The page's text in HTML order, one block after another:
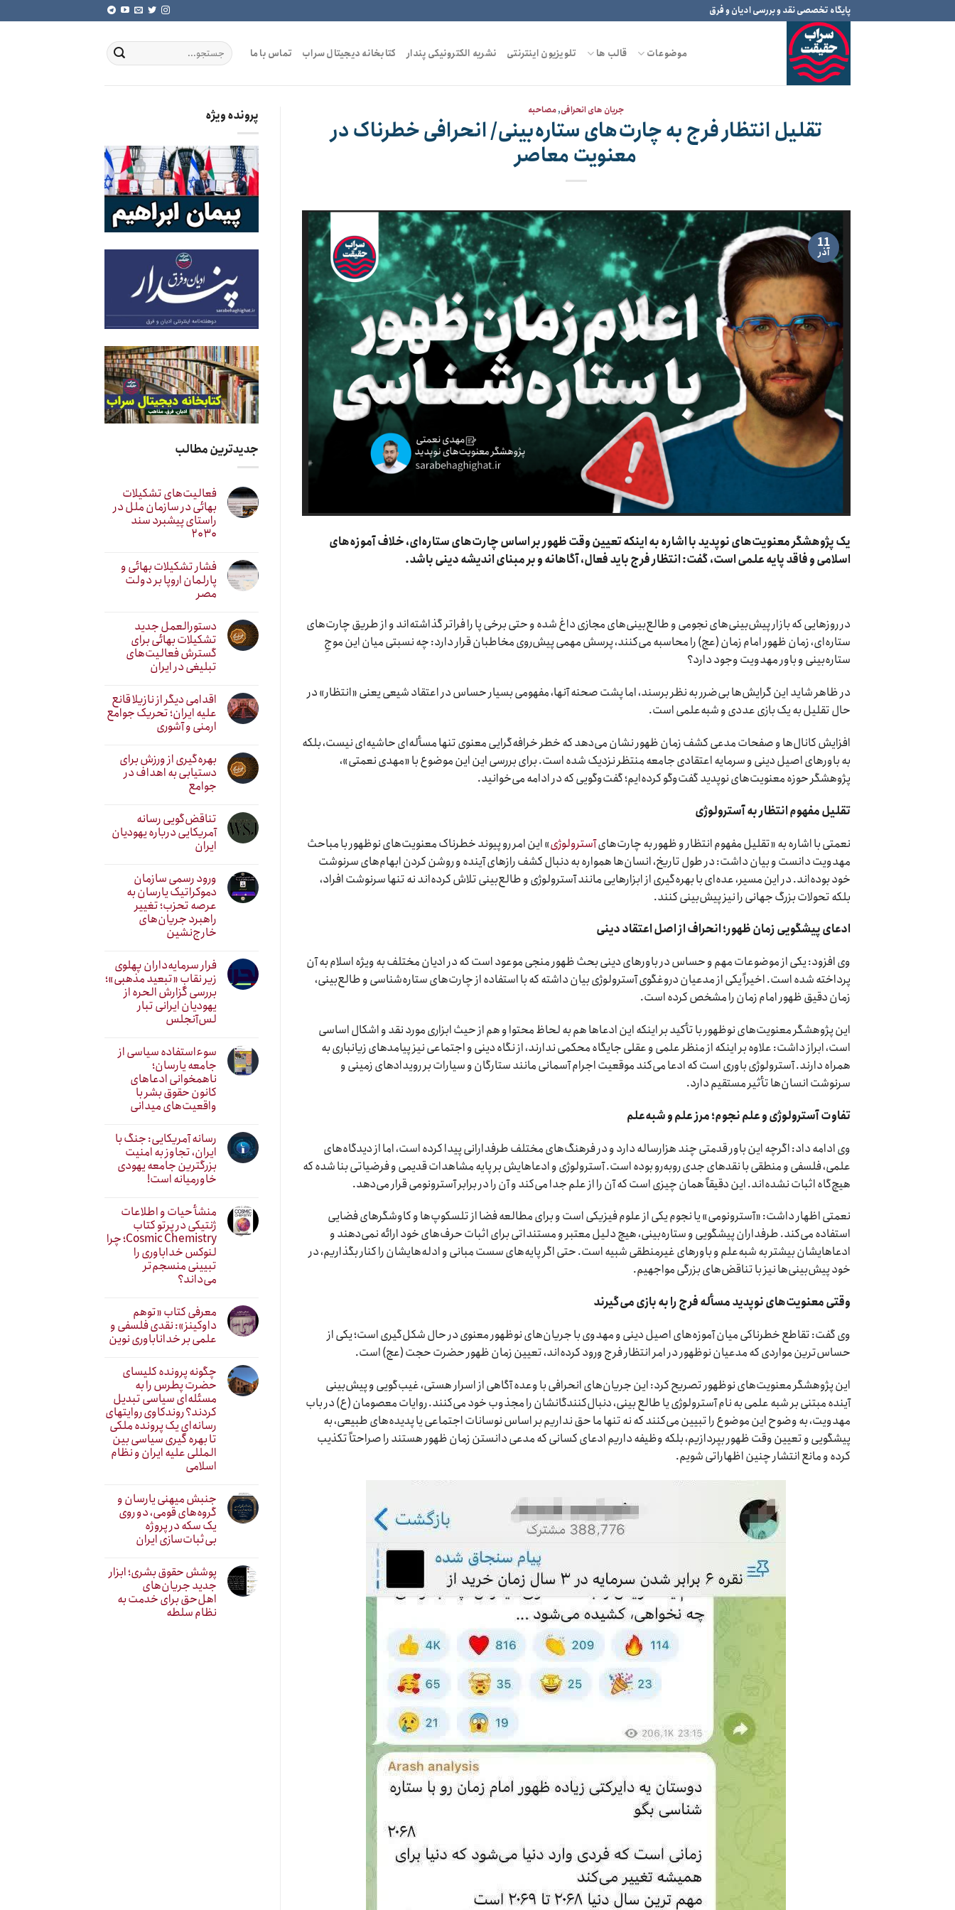
to
پایگاه تخصصی نقد و بررسی ادیان و فرق
موضوعات قالب ها تلویزیون اینترنتی نشریه الکترونیکی پندار کتابخانه دیجیتال سراب تماس با ما
جریان های انحرافی,مصاحبه
تقلیل انتظار فرج به چارت‌های ستاره‌بینی/ انحرافی خطرناک در
معنویت معاصر
11
آذر
یک پژوهشگر معنویت‌های نوپدید با اشاره به اینکه تعیین وقت ظهور بر اساس چارت‌های ستاره‌ای، خلاف آموزه‌های
اسلامی و فاقد پایه علمی است، گفت: انتظار فرج باید فعال، آگاهانه و بر مبنای اندیشه دینی باشد.
در روز‌هایی که بازار پیش‌بینی‌های نجومی و طالع‌بینی‌های مجازی داغ شده و حتی برخی پا را فراتر گذاشته‌اند و از طریق چارت‌های
ستاره‌ای، زمان ظهور امام زمان (عج) را محاسبه می‌کنند، پرسش مهمی پیش‌روی مخاطبان قرار دارد: چه نسبتی میان این موجِ
ستاره‌بینی و باور مهدویت وجود دارد؟
در ظاهر شاید این گرایش‌ها بی‌ضرر به نظر برسند، اما پشت صحنه آنها، مفهومی بسیار حساس در اعتقاد شیعی یعنی «انتظار» در
حال تقلیل به یک بازی عددی و شبه‌علمی است.
افزایش کانال‌ها و صفحات مدعی کشف زمان ظهور نشان می‌دهد که خطر خرافه‌گرایی معنوی تنها مسأله‌ای حاشیه‌ای نیست، بلکه
به باور‌های اصیل دینی و سرمایه اعتقادی جامعه منتظر نزدیک شده است. برای بررسی این این موضوع با «مهدی نعمتی»،
پژوهشگر حوزه معنویت‌های نوپدید گفت‌و‌گو کرده‌ایم؛ گفت‌وگویی که در ادامه می‌خوانید.
تقلیل مفهوم انتظار به آسترولوژی
نعمتی با اشاره به «تقلیل مفهوم انتظار و ظهور به چارت‌هایآسترولوژی» این امر رو پیوند خطرناک معنویت‌های نوظهور با مباحث
مهدویت دانست و بیان داشت: در طول تاریخ، انسان‌ها همواره به دنبال کشف راز‌های آینده و روشن کردن ابهام‌های سرنوشت
خود بوده‌اند. در این مسیر، عده‌ای با بهره‌گیری از ابزار‌هایی مانند آسترولوژی و طالع‌بینی تلاش کرده‌اند نه تنها سرنوشت افراد،
بلکه تحولات بزرگ جهانی را نیز پیش‌بینی کنند.
ادعای پیشگویی زمان ظهور؛ انحراف از اصل اعتقاد دینی
وی افزود: یکی از موضوعات مهم و حساس در باور‌های دینی بحث ظهور منجی موعود است که در ادیان مختلف به ویژه اسلام به آن
پرداخته شده است. اخیراً یکی از مدعیان دروغگوی آسترولوژی بیان داشته که با استفاده از چارت‌های ستاره‌شناسی و طالع‌بینی،
زمان دقیق ظهور امام زمان را مشخص کرده است.
این پژوهشگر معنویت‌های نوظهور با تأکید بر اینکه این ادعا‌ها هم به لحاظ محتوا و هم از حیث ابزاری مورد نقد و اشکال اساسی
است، ابراز داشت: علاوه بر اینکه از منظر علمی و عقلی جایگاه محکمی ندارند، از نگاه دینی و اجتماعی نیز پیامد‌های زیانباری به
همراه دارند. آسترولوژی باوری است که ادعا می‌کند موقعیت اجرام آسمانی مانند ستارگان و سیارات بر رویداد‌های زمینی و
سرنوشت انسان‌ها تأثیر مستقیم دارد.
تفاوت آسترولوژی و علم نجوم؛ مرز علم و شبه‌علم
وی ادامه داد: اگرچه این باور قدمتی چند هزارساله دارد و در فرهنگ‌های مختلف طرفدارانی پیدا کرده است، اما از دیدگاه‌های
علمی، فلسفی و منطقی با نقد‌های جدی رو‌به‌رو بوده است. آسترولوژی و ادعاهایش بر پایه مشاهدات قدیمی و فرضیاتی بنا شده که
هیچ‌گاه اثبات نشده‌اند. این دقیقاً همان چیزی است که آن را از علم جدا می‌کند و آن را در برابر آسترونومی قرار می‌دهد.
نعمتی اظهار داشت: «آسترونومی» یا نجوم یکی از علوم فیزیکی است و برای مطالعه فضا از تلسکوپ‌ها و کاوشگر‌های فضایی
استفاده می‌کند. طرفداران پیشگویی و ستاره‌بینی، هیچ دلیل معتبر و مستنداتی برای اثبات حرف‌های خود ارائه نمی‌دهند و
ادعاهایشان بیشتر به شبه‌علم و باور‌های غیرمنطقی شبیه است. حتی اگر پایه‌های سست مبانی و ادله‌هایشان را کنار بگذاریم، در
خود پیش‌بینی‌ها نیز با تناقض‌های بزرگی مواجهیم.
وقتی معنویت‌های نوپدید مسأله فرج را به بازی می‌گیرند
وی گفت: تقاطع خطرناکی میان آموزه‌های اصیل دینی و مهدوی با جریان‌های نوظهور معنوی در حال شکل‌گیری است؛ یکی از
حساس‌ترین مواردی که مدعیان نوظهور در امر انتظار فرج ورود کرده‌اند، تعیین زمان ظهور حضرت حجت (عج) است.
این پژوهشگر معنویت‌های نوظهور تصریح کرد: این جریان‌های انحرافی با وعده آگاهی از اسرار هستی، غیب‌گویی و پیش‌بینی
آینده مبتنی بر شبه علمی به نام آسترولوژی یا طالع بینی، دنبال‌کنندگانشان را مجذوب خود می‌کنند. روایات معصومان (ع) در باب
مهدویت، به وضوح این موضوع را تبیین می‌کنند که نه تنها ما حق نداریم بر اساس نوسانات اجتماعی یا پدیده‌های طبیعی، به
پیشگویی و تعیین وقت ظهور بپردازیم، بلکه وظیفه داریم ادعای کسانی که مدعی دانستن زمان ظهور هستند را صراحتاً تکذیب
کرده و مانع انتشار چنین اظهاراتی شویم.
پرونده ویژه
جدیدترین مطالب
فعالیت‌های تشکیلات
بهائی در سازمان ملل در
راستای پیشبرد سند
۲۰۳۰
فشار تشکیلات بهائی و
پارلمان اروپا بر دولت
مصر
دستورالعمل جدید
تشکیلات بهائی برای
گسترش فعالیت‌های
تبلیغی در ایران
اقدامی دیگر از نازیلا قانع
علیه ایران؛ تحریک جوامع
ارمنی و آشوری
بهره‌گیری از ورزش برای
دستیابی به اهداف در
جوامع
تناقض‌گویی رسانه
آمریکایی درباره یهودیان
ایران
ورود رسمی سازمان
دموکراتیک یارسان به
عرصه تحزب؛ تغییر
راهبرد جریان‌های
خارج‌نشین
فرار سرمایه‌داران پهلوی
زیر نقابِ «تبعید مذهبی»؛
بررسی گزارش الحره از
یهودیان ایرانی تبار
لس‌آنجلس
سوءاستفاده سیاسی از
جامعه یارسان؛
ناهمخوانی ادعاهای
کانون حقوق بشر با
واقعیت‌های میدانی
رسانه آمریکایی: جنگ با
ایران، تجاوز به امنیت
بزرگترین جامعه یهودی
خاورمیانه است!
منشأ حیات و اطلاعات
ژنتیکی در پرتو کتاب
Cosmic Chemistry؛ چرا
لنوکس خداباوری را
تبیینی منسجم‌تر
می‌داند؟
معرفی کتاب «توهم
داوکینز»: نقدی فلسفی و
علمی بر خداناباوری نوین
چگونه پرونده کلیسای
حضرت پطرس را به
مسئله‌ای سیاسی تبدیل
کردند؟ روندکاوی روایتهای
رسانه‌ایِ یک پرونده ملکی
تا بهره گیری سیاسی بین
المللی علیه ایران و نظام
اسلامی
جنبش میهنی یارسان و
گروه‌های قومی، دو روی
یک سکه در پروژه
بی‌ثبات‌سازی ایران
پوشش حقوق بشری؛ ابزار
جدید جریان‌های
اهل‌حق برای خدمت به
نظام سلطه